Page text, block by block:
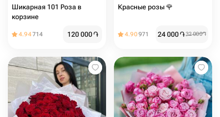
Шикарная 101 Роза в
корзине
4.94714 120 000֏
Красные розы 🌹
4.90971 24 000֏32 000֏